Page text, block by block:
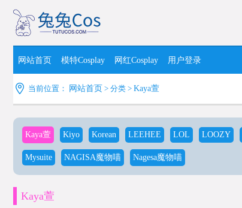
网站首页 模特Cosplay 网红Cosplay 用户登录
当前位置： 网站首页 > 分类 > Kaya萱
Kaya萱 Kiyo Korean LEEHEE LOL LOOZY
Mysuite NAGISA魔物喵 Nagesa魔物喵
Kaya萱